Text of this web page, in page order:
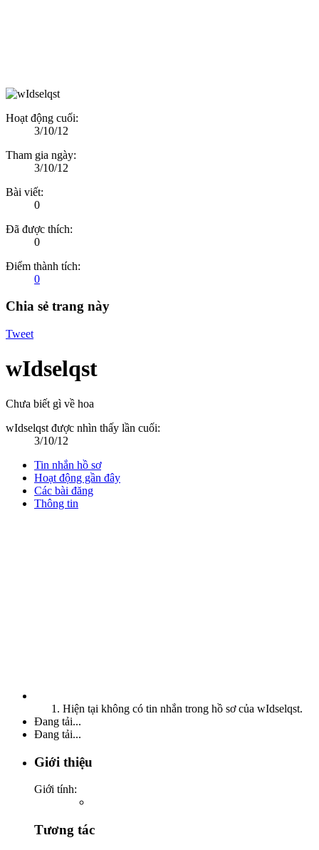
Hoạt động cuối:
3/10/12
Tham gia ngày:
3/10/12
Bài viết:
0
Đã được thích:
0
Điểm thành tích:
0
Chia sẻ trang này
Tweet
wIdselqst
Chưa biết gì về hoa
wIdselqst được nhìn thấy lần cuối:
3/10/12
Tin nhắn hồ sơ
Hoạt động gần đây
Các bài đăng
Thông tin
Hiện tại không có tin nhắn trong hồ sơ của wIdselqst.
Đang tải...
Đang tải...
Giới thiệu
Giới tính:
Tương tác